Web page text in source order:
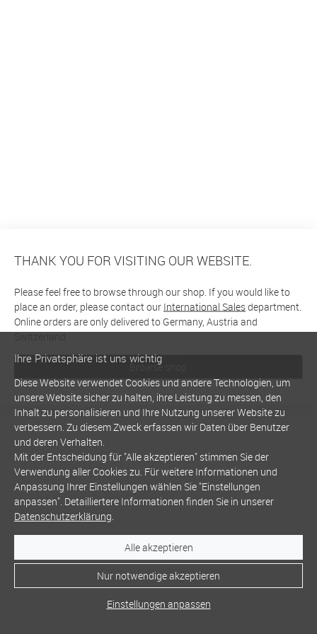
THANK YOU FOR VISITING OUR WEBSITE.
Please feel free to browse through our shop. If you would like to
place an order, please contact our International Salesdepartment.
Online orders are only delivered to Germany, Austria and
Switzerland
Browse shop
Ihre Privatsphäre ist uns wichtig
Diese Website verwendet Cookies und andere Technologien, um
unsere Website sicher zu halten, ihre Leistung zu messen, den
Inhalt zu personalisieren und Ihre Nutzung unserer Website zu
verbessern. Zu diesem Zweck erfassen wir Daten über Benutzer
und deren Verhalten.
Mit der Entscheidung für "Alle akzeptieren" stimmen Sie der
Verwendung aller Cookies zu. Für weitere Informationen und
Anpassung Ihrer Einstellungen wählen Sie "Einstellungen
anpassen". Detailliertere Informationen finden Sie in unserer
Datenschutzerklärung.
Alle akzeptieren
Nur notwendige akzeptieren
Einstellungen anpassen